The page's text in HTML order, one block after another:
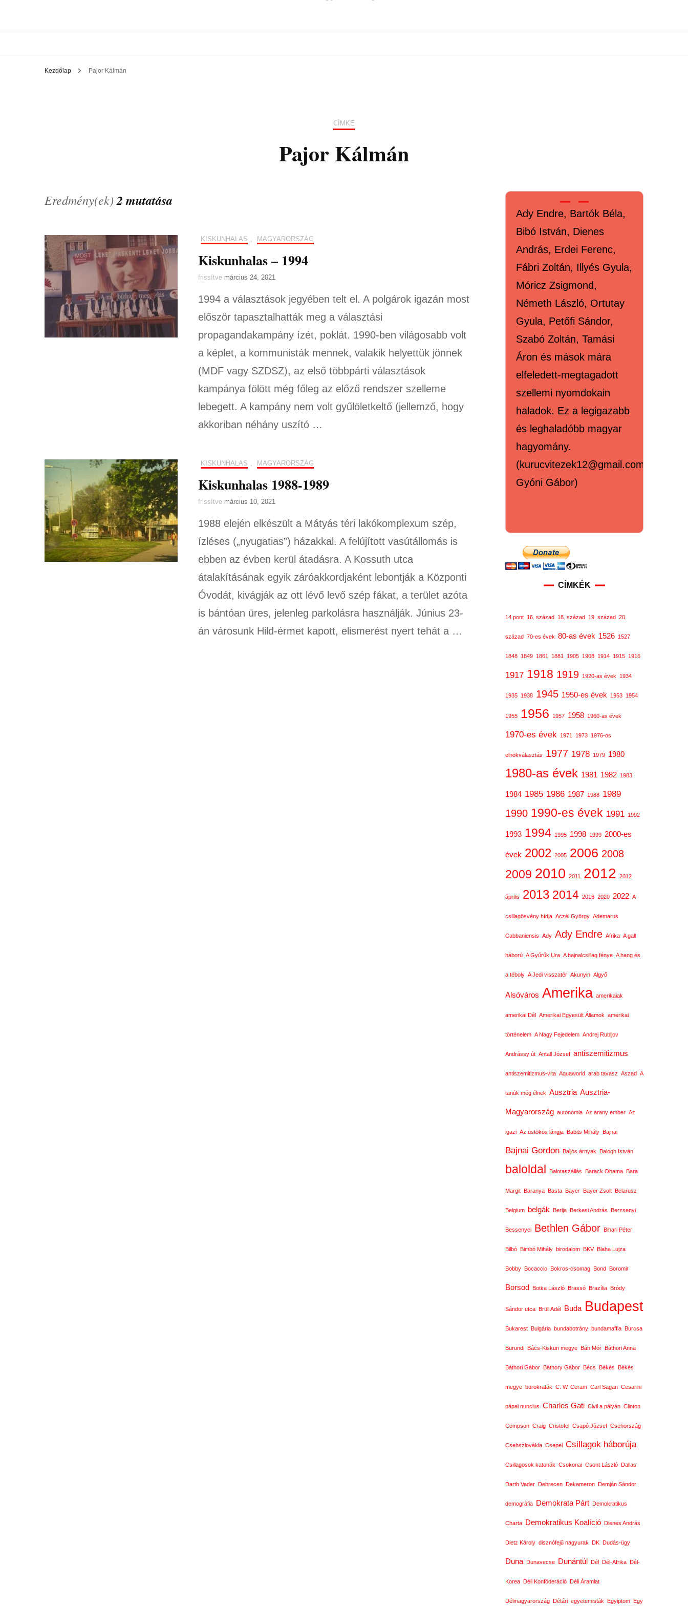
Kezdőlap Pajor Kálmán
CÍMKE
Pajor Kálmán
Eredmény(ek) 2 mutatása
KISKUNHALAS , MAGYARORSZÁG
Kiskunhalas – 1994
frissítve március 24, 2021
1994 a választások jegyében telt el. A polgárok igazán most
először tapasztalhatták meg a választási
propagandakampány ízét, poklát. 1990-ben világosabb volt
a képlet, a kommunisták mennek, valakik helyettük jönnek
(MDF vagy SZDSZ), az első többpárti választások
kampánya fölött még főleg az előző rendszer szelleme
lebegett. A kampány nem volt gyűlöletkeltő (jellemző, hogy
akkoriban néhány uszító …
KISKUNHALAS , MAGYARORSZÁG
Kiskunhalas 1988-1989
frissítve március 10, 2021
1988 elején elkészült a Mátyás téri lakókomplexum szép,
ízléses („nyugatias”) házakkal. A felújított vasútállomás is
ebben az évben kerül átadásra. A Kossuth utca
átalakításának egyik záróakkordjaként lebontják a Központi
Óvodát, kivágják az ott lévő levő szép fákat, a terület azóta
is bántóan üres, jelenleg parkolásra használják. Június 23-
án városunk Hild-érmet kapott, elismerést nyert tehát a …
Ady Endre, Bartók Béla,
Bibó István, Dienes
András, Erdei Ferenc,
Fábri Zoltán, Illyés Gyula,
Móricz Zsigmond,
Németh László, Ortutay
Gyula, Petőfi Sándor,
Szabó Zoltán, Tamási
Áron és mások mára
elfeledett-megtagadott
szellemi nyomdokain
haladok. Ez a legigazabb
és leghaladóbb magyar
hagyomány.
(kurucvitezek12@gmail.com,
Gyóni Gábor)
CÍMKÉK
14 pont 16. század 18. század 19. század 20.
század 70-es évek 80-as évek 1526 1527
1848 1849 1861 1881 1905 1908 1914 1915 1916
1917 1918 1919 1920-as évek 1934
1935 1938 1945 1950-es évek 1953 1954
1955 1956 1957 1958 1960-as évek
1970-es évek 1971 1973 1976-os
elnökválasztás 1977 1978 1979 1980
1980-as évek 1981 1982 1983
1984 1985 1986 1987 1988 1989
1990 1990-es évek 1991 1992
1993 1994 1995 1998 1999 2000-es
évek 2002 2005 2006 2008
2009 2010 2011 2012 2012
április 2013 2014 2016 2020 2022 A
csillagösvény hídja Aczél György Ademarus
Cabbaniensis Ady Ady Endre Afrika A gall
háború A Gyűrűk Ura A hajnalcsillag fénye A hang és
a téboly A Jedi visszatér Akunyin Algyő
Alsóváros Amerika amerikaiak
amerikai Dél Amerikai Egyesült Államok amerikai
történelem A Nagy Fejedelem Andrej Rubljov
Andrássy út Antall József antiszemitizmus
antiszemitizmus-vita Aquaworld arab tavasz Aszad A
tanúk még élnek Ausztria Ausztria-
Magyarország autonómia Az arany ember Az
igazi Az üstökös lángja Babits Mihály Bajnai
Bajnai Gordon Baljós árnyak Balogh István
baloldal Balotaszállás Barack Obama Bara
Margit Baranya Basta Bayer Bayer Zsolt Belarusz
Belgium belgák Berija Berkesi András Berzsenyi
Bessenyei Bethlen Gábor Bihari Péter
Bilbó Bimbó Mihály birodalom BKV Blaha Lujza
Bobby Bocaccio Bokros-csomag Bond Boromir
Borsod Botka László Brassó Brazília Bródy
Sándor utca Brüll Adél Buda Budapest
Bukarest Bulgária bundabotrány bundamaffia Burcsa
Burundi Bács-Kiskun megye Bán Mór Báthori Anna
Báthori Gábor Báthory Gábor Bécs Békés Békés
megye bürokraták C. W. Ceram Carl Sagan Cesarini
pápai nuncius Charles Gati Civil a pályán Clinton
Compson Craig Cristofel Csapó József Csehország
Csehszlovákia Csepel Csillagok háborúja
Csillagosok katonák Csokonai Csont László Dallas
Darth Vader Debrecen Dekameron Demján Sándor
demográfia Demokrata Párt Demokratikus
Charta Demokratikus Koalíció Dienes András
Dietz Károly disznófejű nagyurak DK Dudás-ügy
Duna Dunavecse Dunántúl Dél Dél-Afrika Dél-
Korea Déli Konföderáció Déli Áramlat
Délmagyarország Détári egyetemisták Egyiptom Egy